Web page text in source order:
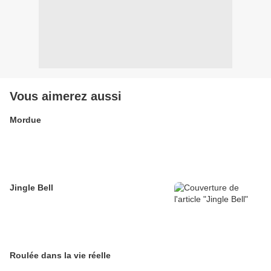
Vous aimerez aussi
Mordue
Jingle Bell
Roulée dans la vie réelle